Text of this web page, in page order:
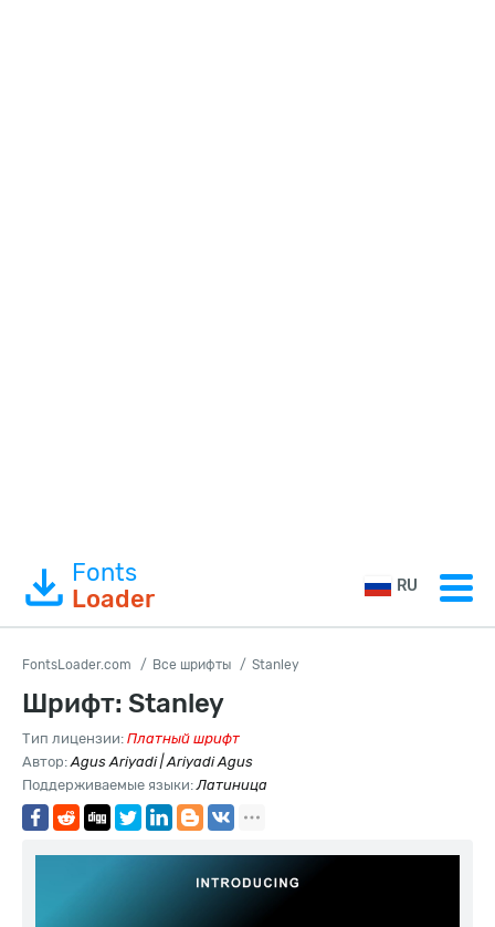
Fonts
Loader
RU
FontsLoader.com Все шрифты Stanley
Шрифт: Stanley
Тип лицензии: Платный шрифт
Автор:Agus Ariyadi | Ariyadi Agus
Поддерживаемые языки:Латиница